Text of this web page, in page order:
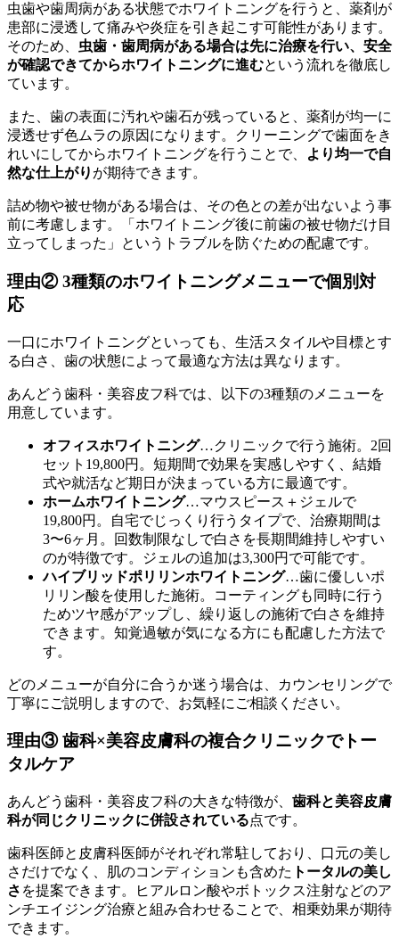
虫歯や歯周病がある状態でホワイトニングを行うと、薬剤が
患部に浸透して痛みや炎症を引き起こす可能性があります。
そのため、 虫歯・歯周病がある場合は先に治療を行い、安全
が確認できてからホワイトニングに進むという流れを徹底し
ています。
また、歯の表面に汚れや歯石が残っていると、薬剤が均一に
浸透せず色ムラの原因になります。クリーニングで歯面をき
れいにしてからホワイトニングを行うことで、
より均一で自
然な仕上がり が期待できます。
詰め物や被せ物がある場合は、その色との差が出ないよう事
前に考慮します。「ホワイトニング後に前歯の被せ物だけ目
立ってしまった」というトラブルを防ぐための配慮です。
理由② 3種類のホワイトニングメニューで個別対
応
一口にホワイトニングといっても、生活スタイルや目標とす
る白さ、歯の状態によって最適な方法は異なります。
あんどう歯科・美容皮フ科では、以下の3種類のメニューを
用意しています。
オフィスホワイトニング…クリニックで行う施術。2回
セット19,800円。短期間で効果を実感しやすく、結婚
式や就活など期日が決まっている方に最適です。
ホームホワイトニング…マウスピース＋ジェルで
19,800円。自宅でじっくり行うタイプで、治療期間は
3〜6ヶ月。回数制限なしで白さを長期間維持しやすい
のが特徴です。ジェルの追加は3,300円で可能です。
ハイブリッドポリリンホワイトニング…歯に優しいポ
リリン酸を使用した施術。コーティングも同時に行う
ためツヤ感がアップし、繰り返しの施術で白さを維持
できます。知覚過敏が気になる方にも配慮した方法で
す。
どのメニューが自分に合うか迷う場合は、カウンセリングで
丁寧にご説明しますので、お気軽にご相談ください。
理由③ 歯科×美容皮膚科の複合クリニックでトー
タルケア
あんどう歯科・美容皮フ科の大きな特徴が、 歯科と美容皮膚
科が同じクリニックに併設されている点です。
歯科医師と皮膚科医師がそれぞれ常駐しており、口元の美し
さだけでなく、肌のコンディションも含めた トータルの美し
さ を提案できます。ヒアルロン酸やボトックス注射などのア
ンチエイジング治療と組み合わせることで、相乗効果が期待
できます。